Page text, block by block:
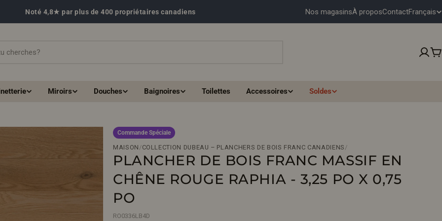
Noté 4,8★ par plus de 400 propriétaires canadiens Nos magasinsÀ proposContactL
N
Français
Miroirs Douches Baignoires Toilettes Accessoires Soldes
Commande Spéciale
MAISON /COLLECTION DUBEAU – PLANCHERS DE BOIS FRANC CANADIENS /
PLANCHER DE BOIS FRANC MASSIF EN
CHÊNE ROUGE RAPHIA - 3,25 PO X 0,75
PO
RO0336LB4D